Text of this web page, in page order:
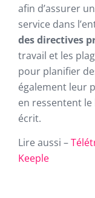
afin d’assurer
service dans
des directives
travail et les
pour planifier
également leur
en ressentent
écrit.
Lire aussi –
Keeple